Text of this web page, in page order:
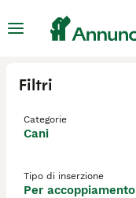
Filtri
Categorie
Cani
Tipo di inserzione
Per accoppiamento